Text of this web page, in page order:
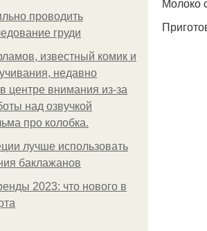
проводить
груди
известный комик и
недавно
центре внимания из-за
над озвучкой
про колобка.
лучше использовать
баклажанов
2023: что нового в